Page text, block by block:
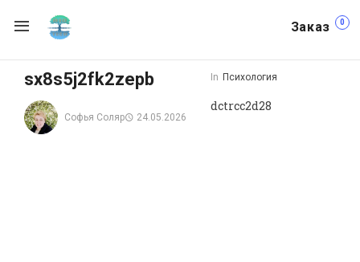
Заказ 0
sx8s5j2fk2zepb
Софья Соляр 24.05.2026
In Психология
dctrcc2d28